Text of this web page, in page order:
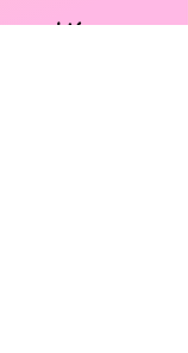
también tu